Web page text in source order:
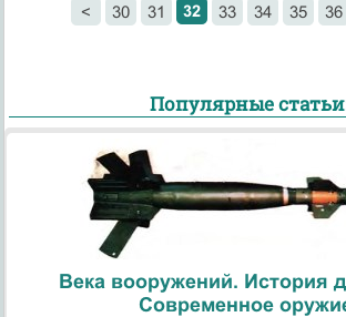
< 30 31 32 33 34 35 36
Популярные
Века вооружений. История
Современное